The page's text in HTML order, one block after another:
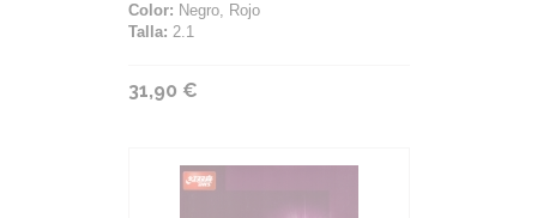
Color: Negro, Rojo
Talla: 2.1
31,90 €